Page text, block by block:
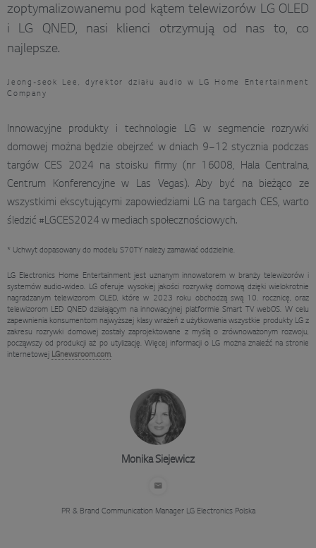
zoptymalizowanemu pod kątem telewizorów LG OLED
i LG QNED, nasi klienci otrzymują od nas to, co
najlepsze.
Jeong-seok Lee, dyrektor działu audio w LG Home Entertainment
Company
Innowacyjne produkty i technologie LG w segmencie rozrywki
domowej można będzie obejrzeć w dniach 9–12 stycznia podczas
targów CES 2024 na stoisku firmy (nr 16008, Hala Centralna,
Centrum Konferencyjne w Las Vegas). Aby być na bieżąco ze
wszystkimi ekscytującymi zapowiedziami LG na targach CES, warto
śledzić #LGCES2024 w mediach społecznościowych.
* Uchwyt dopasowany do modelu S70TY należy zamawiać oddzielnie.
LG Electronics Home Entertainment jest uznanym innowatorem w branży telewizorów i
systemów audio-wideo. LG oferuje wysokiej jakości rozrywkę domową dzięki wielokrotnie
nagradzanym telewizorom OLED, które w 2023 roku obchodzą swą 10. rocznicę, oraz
telewizorom LED QNED działającym na innowacyjnej platformie Smart TV webOS. W celu
zapewnienia konsumentom najwyższej klasy wrażeń z użytkowania wszystkie produkty LG z
zakresu rozrywki domowej zostały zaprojektowane z myślą o zrównoważonym rozwoju,
począwszy od produkcji aż po utylizację. Więcej informacji o LG można znaleźć na stronie
internetowej LGnewsroom.com.
Monika Siejewicz
PR & Brand Communication ManagerLG Electronics Polska